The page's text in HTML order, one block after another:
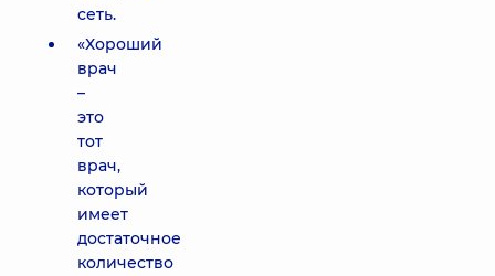
сеть.
«Хороший
врач
–
это
тот
врач,
который
имеет
достаточное
количество